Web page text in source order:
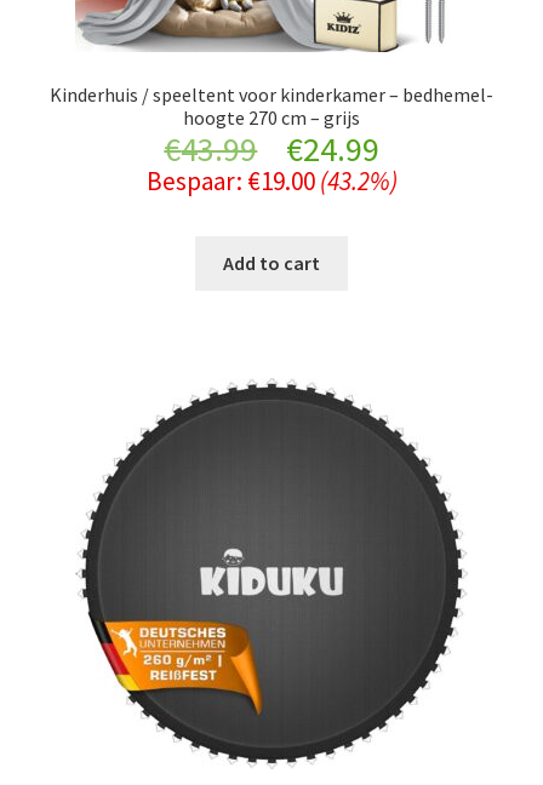
Kinderhuis / speeltent voor kinderkamer – bedhemel-
hoogte 270 cm – grijs
€43.99
Original
price
was:
€24.99Current
price
Bespaar: €19.00 (43.2%)
Add to cart